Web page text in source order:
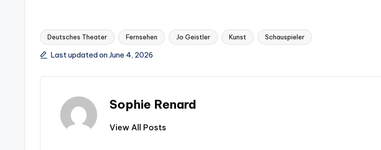
Tags:
Deutsches Theater Fernsehen Jo Geistler Kunst Schauspieler
Last updated on June 4, 2026
Sophie Renard
View All Posts